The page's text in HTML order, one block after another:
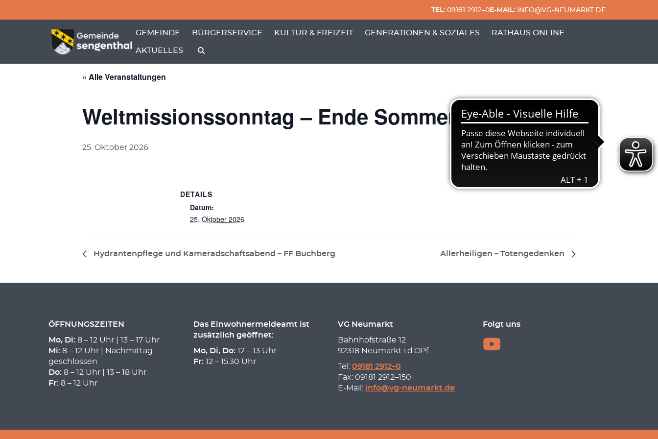
TEL:09181 2912–0E-MAIL:INFO@VG-NEUMARKT.DE
GEMEINDE
ZEIGE MENÜ-UNTERPUNKTE VON 'GEMEINDE'
BÜRGERSERVICE
ZEIGE MENÜ-UNTERPUNKTE VON 'BÜRGERSERVICE'
KULTUR & FREIZEIT GENERATIONEN & SOZIALES RATHAUS ONLINE
AKTUELLES
« Alle Veranstaltungen
Weltmissionssonntag – Ende Sommerzeit
25. Oktober 2026
DETAILS
Datum:
25. Oktober 2026
Hydrantenpflege und Kameradschaftsabend – FF Buchberg Allerheiligen – Totengedenken
ÖFFNUNGSZEITEN
Mo, Di: 8 – 12 Uhr | 13 – 17 Uhr
Mi: 8 – 12 Uhr | Nachmittag
geschlossen
Do: 8 – 12 Uhr | 13 – 18 Uhr
Fr: 8 – 12 Uhr
Das Einwohnermeldeamt ist
zusätzlich geöffnet:
Mo, Di, Do: 12 – 13 Uhr
Fr: 12 – 15:30 Uhr
VG Neumarkt
Bahnhofstraße 12
92318 Neumarkt i.d.OPf
Tel: 09181 2912–0
Fax: 09181 2912–150
E-Mail: info@vg-neumarkt.de
Folgt uns